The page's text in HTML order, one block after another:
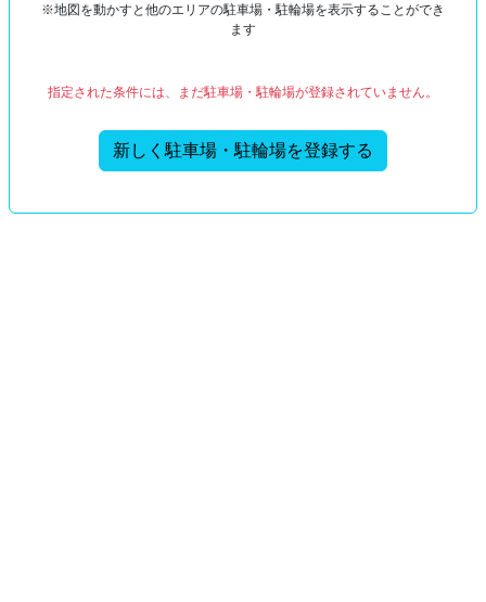
※地図を動かすと他のエリアの駐車場・駐輪場を表示することができ
ます
指定された条件には、まだ駐車場・駐輪場が登録されていません。
新しく駐車場・駐輪場を登録する